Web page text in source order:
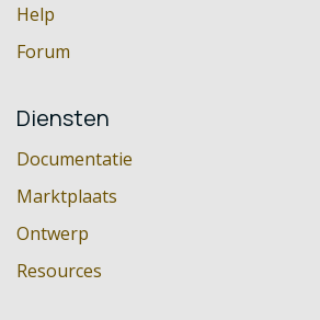
Help
Forum
Diensten
Documentatie
Marktplaats
Ontwerp
Resources